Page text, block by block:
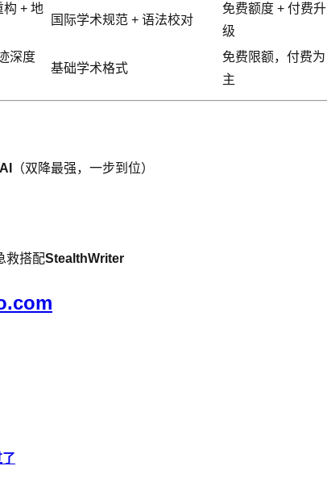
构 + 地
国际学术规范 + 语法校对
免费额度 + 付费升
级
深度
基础学术格式
免费限额，付费为
主
（双降最强，一步到位）
救搭配StealthWriter